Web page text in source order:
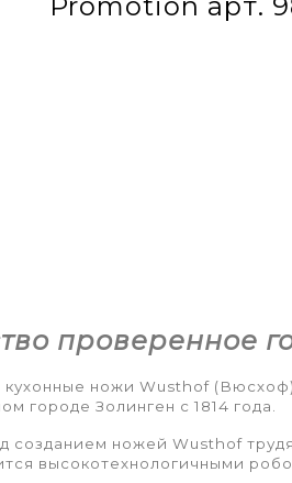
проверенное
ножи Wusthof
городе Золинген с 1814 года.
созданием ножей Wusthof
высокотехнологичными